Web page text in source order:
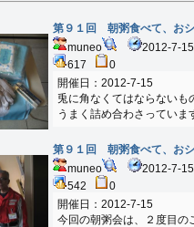
第９１回 朝粥食べて、おシ
muneo
2012-7-
617
0
開催日：2012-7-15
兎に角なくてはならないも
うまく詰め合わさっていま
第９１回 朝粥食べて、おシ
muneo
2012-7-
542
0
開催日：2012-7-15
今回の朝粥会は、２度目の